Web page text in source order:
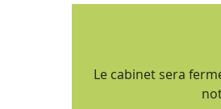
Le cabinet sera